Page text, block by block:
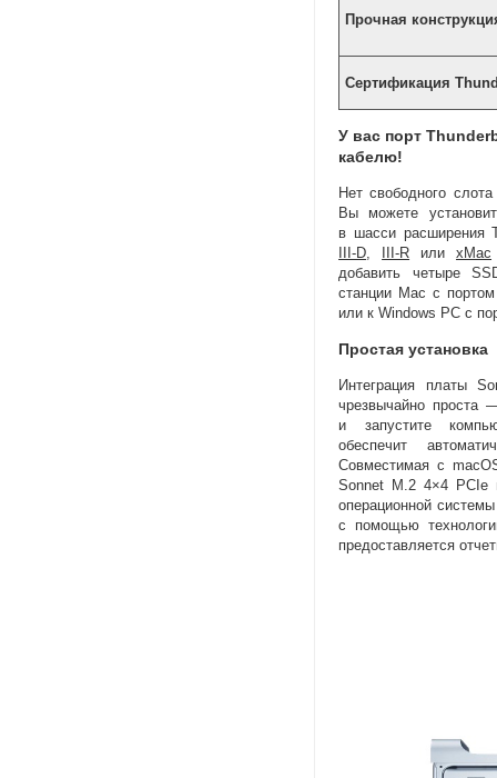
Прочная
Сертификация
У вас порт
кабелю!
Нет свободного
Вы можете
в шасси расширения
III-D, III-R илиxMac
добавить четыре
станции Mac с
или к Windows PC с
Простая установка
Интеграция платы
чрезвычайно проста
и запустите
обеспечит
Совместимая с
Sonnet M.2 4×4 PCIe
операционной
с помощью
предоставляется